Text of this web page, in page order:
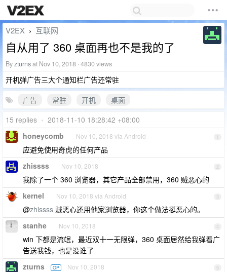
V2EX › 互联网
自从用了 360 桌面再也不是我的了
Byzturnsat Nov 10, 2018 · 4830 views
开机弹广告三大个通知栏广告还常驻
广告
常驻 开机
桌面
15 replies • 2018-11-10 18:28:42 +08:00
1
honeycomb Nov 10, 2018 via Android
应避免使用奇虎的任何产品
2
zhissss Nov 10, 2018
我除了一个 360 浏览器，其它产品全部禁用，360 贼恶心的
3
kernel Nov 10, 2018 via Android
@zhissss 贼恶心还用他家浏览器，你这个做法挺恶心的。
4
stanhe Nov 10, 2018
win 下都是流氓，最近双十一无限弹，360 桌面居然给我弹看广
告送我钱，也是没谁了
5
zturns OP Nov 10, 2018